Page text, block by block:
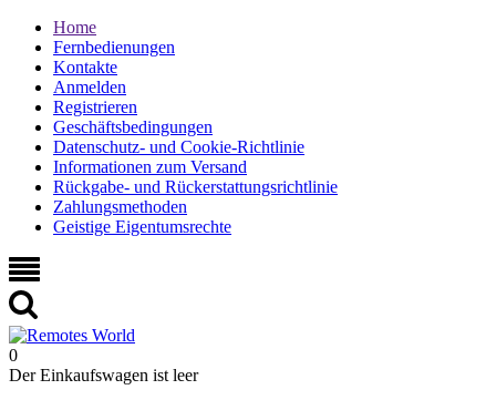
Home
Fernbedienungen
Kontakte
Anmelden
Registrieren
Geschäftsbedingungen
Datenschutz- und Cookie-Richtlinie
Informationen zum Versand
Rückgabe- und Rückerstattungsrichtlinie
Zahlungsmethoden
Geistige Eigentumsrechte
0
Der Einkaufswagen ist leer